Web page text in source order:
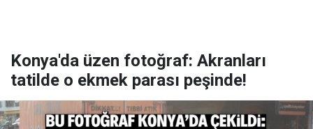
Konya'da üzen fotoğraf: Akranları
tatilde o ekmek parası peşinde!